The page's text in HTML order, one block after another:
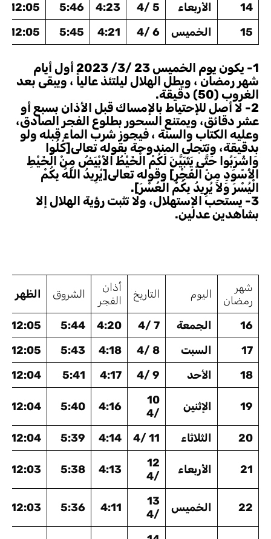
14
الأربعاء 5 /4
4:23
5:46
12:05
15
الخميس 6 /4
4:21
5:45
12:05
1- يكون يوم الخميس 23 /3/ 2023 أول أيام
شهر رمضان ، ويطل الهلال ليلتئذ عالياً ، ويبقى بعد
الغروب (50) دقيقة.
2- لا أصل للإحتياط بالإمساك قبل الأذان بسبع أو
عشر دقائق، ويمتنع السحور بطلوع الفجر الصادق،
وعليه الكتاب والسنة ، فيجوز شرب الماء قبله ولو
بدقيقة، وتتجلى المندوحة بقوله تعالى[كُلُوا
وَاشْرَبُوا حَتَّى يَتَبَيَّنَ لَكُمْ الْخَيْطُ الأَبْيَضُ مِنْ الْخَيْطِ
الأَسْوَدِ مِنْ الْفَجْرِ] وقوله تعالى[يُرِيدُ اللَّهُ بِكُمْ
الْيُسْرَ وَلاَ يُرِيدُ بِكُمْ الْعُسْرَ].
3- يستحب الإستهلال، ولا تثبت رؤية الهلال إلا
بشاهدين عدلين.
شهر
رمضان
اليوم التاريخ
أذان
الفجر
الشروق الظهر
16 الجمعة 7 /4
4:20
5:44
12:05
17
السبت 8 /4
4:18
5:43
12:05
18
الأحد 9 /4
4:17
5:41
12:04
19 الإثنين
10
/4
4:16
5:40
12:04
20 الثلاثاء 11 /4
4:14
5:39
12:04
21 الأربعاء
12
/4
4:13
5:38
12:03
22 الخميس
13
/4
4:11
5:36
12:03